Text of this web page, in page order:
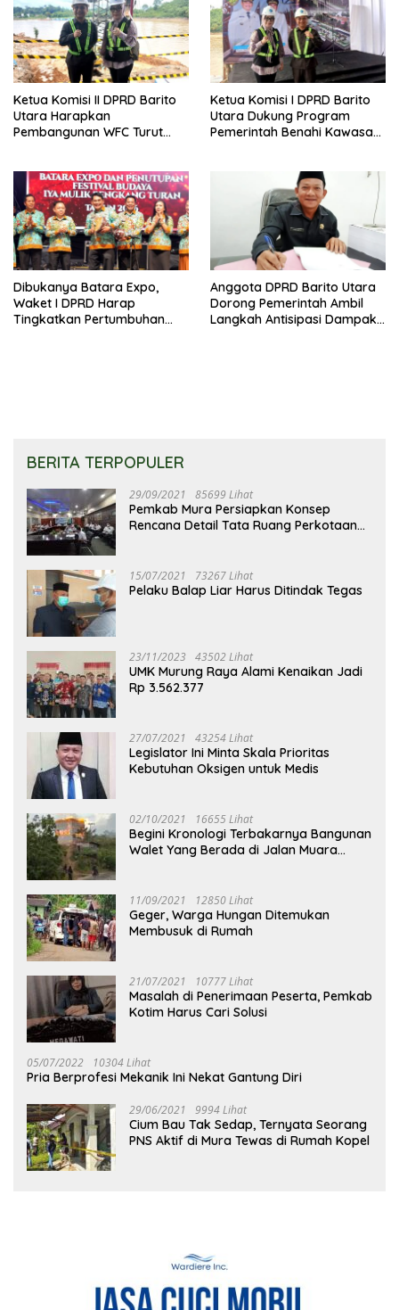
Ketua Komisi II DPRD Barito
Utara Harapkan
Pembangunan WFC Turut
Ketua Komisi I DPRD Barito
Utara Dukung Program
Pemerintah Benahi Kawasan
Dibukanya Batara Expo,
Waket I DPRD Harap
Tingkatkan Pertumbuhan
Anggota DPRD Barito Utara
Dorong Pemerintah Ambil
Langkah Antisipasi Dampak
BERITA TERPOPULER
29/09/2021 85699 Lihat
Pemkab Mura Persiapkan Konsep
Rencana Detail Tata Ruang Perkotaan
15/07/2021 73267 Lihat
Pelaku Balap Liar Harus Ditindak Tegas
23/11/2023 43502 Lihat
UMK Murung Raya Alami Kenaikan Jadi
Rp 3.562.377
27/07/2021 43254 Lihat
Legislator Ini Minta Skala Prioritas
Kebutuhan Oksigen untuk Medis
02/10/2021 16655 Lihat
Begini Kronologi Terbakarnya Bangunan
Walet Yang Berada di Jalan Muara
11/09/2021 12850 Lihat
Geger, Warga Hungan Ditemukan
Membusuk di Rumah
21/07/2021 10777 Lihat
Masalah di Penerimaan Peserta, Pemkab
Kotim Harus Cari Solusi
05/07/2022 10304 Lihat
Pria Berprofesi Mekanik Ini Nekat Gantung Diri
29/06/2021 9994 Lihat
Cium Bau Tak Sedap, Ternyata Seorang
PNS Aktif di Mura Tewas di Rumah Kopel